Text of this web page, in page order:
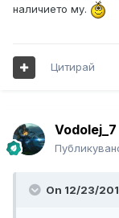
наличието му.
Цитирай
Vodolej_7
On 12/23/